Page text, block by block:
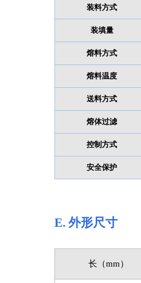
装料方式
装填量
熔料方式
熔料温度
送料方式
熔体过滤
控制方式
安全保护
E. 外形尺寸
长（mm）